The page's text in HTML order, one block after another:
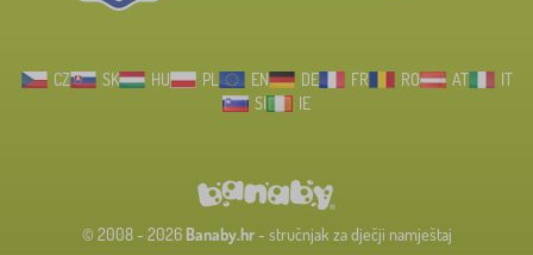
CZ SK HU PL EN DE FR RO AT
IT
SI
IE
© 2008 - 2026 Banaby.hr- stručnjak za dječji namještaj